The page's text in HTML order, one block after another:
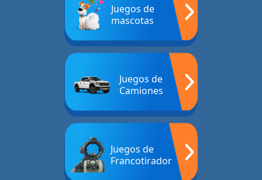
Juegos de
mascotas
Juegos de
Camiones
Juegos de
Francotirador